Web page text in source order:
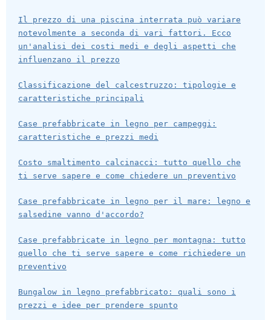
Il prezzo di una piscina interrata può variare
notevolmente a seconda di vari fattori. Ecco
un'analisi dei costi medi e degli aspetti che
influenzano il prezzo
Classificazione del calcestruzzo: tipologie e
caratteristiche principali
Case prefabbricate in legno per campeggi:
caratteristiche e prezzi medi
Costo smaltimento calcinacci: tutto quello che
ti serve sapere e come chiedere un preventivo
Case prefabbricate in legno per il mare: legno e
salsedine vanno d'accordo?
Case prefabbricate in legno per montagna: tutto
quello che ti serve sapere e come richiedere un
preventivo
Bungalow in legno prefabbricato: quali sono i
prezzi e idee per prendere spunto